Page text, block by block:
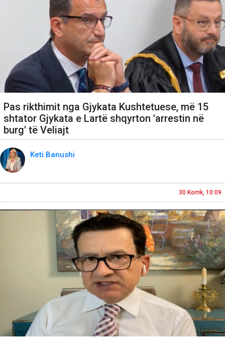
Pas rikthimit nga Gjykata Kushtetuese, më 15
shtator Gjykata e Lartë shqyrton 'arrestin në
burg' të Veliajt
Keti Banushi
30 Korrik, 10:09